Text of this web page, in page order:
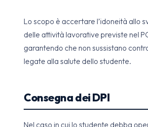
Lo scopo è accertare l’idoneità allo
delle attività lavorative previste nel
garantendo che non sussistano
legate alla salute dello studente.
Consegna dei DPI
Nel caso in cui lo studente debba